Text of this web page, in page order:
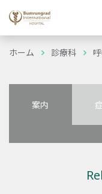
ホーム 診療科
案内